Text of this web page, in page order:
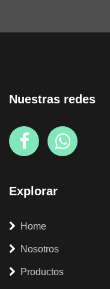
Nuestras redes
Explorar
Home
Nosotros
Productos